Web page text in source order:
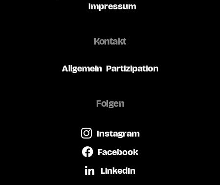
Impressum
Kontakt
Allgemein Partizipation
Folgen
Instagram
Facebook
LinkedIn